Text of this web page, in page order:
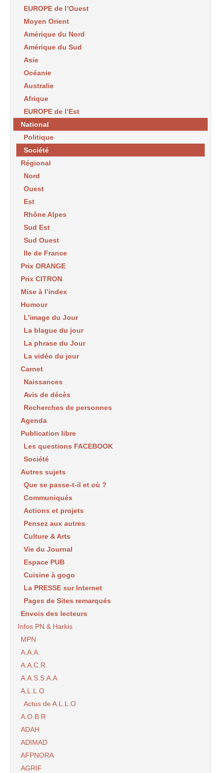
EUROPE de l’Ouest
Moyen Orient
Amérique du Nord
Amérique du Sud
Asie
Océanie
Australie
Afrique
EUROPE de l’Est
National
Politique
Société
Régional
Nord
Ouest
Est
Rhône Alpes
Sud Est
Sud Ouest
Ile de France
Prix ORANGE
Prix CITRON
Mise à l’index
Humour
L’image du Jour
La blague du jour
La phrase du Jour
La vidéo du jour
Carnet
Naissances
Avis de décès
Recherches de personnes
Agenda
Publication libre
Les questions FACEBOOK
Société
Autres sujets
Que se passe-t-il et où ?
Communiqués
Actions et projets
Pensez aux autres
Culture & Arts
Vie du Journal
Espace PUB
Cuisine à gogo
La PRESSE sur Internet
Pages de Sites remarqués
Envois des lecteurs
Infos PN & Harkis
MPN
A.A.A.
A.A.C.R.
A.A.S.S.A.A
A.L.L.O
Actus de A.L.L.O
A.O.B.R
ADAH
ADIMAD
AFPNORA
AGRIF